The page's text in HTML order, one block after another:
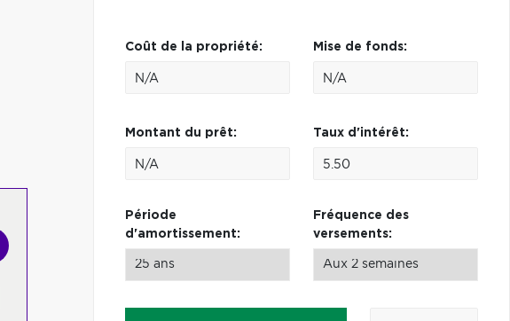
Coût de la propriété: Mise de fonds:
Montant du prêt: Taux d'intérêt:
Période
d'amortissement:
Fréquence des
versements: